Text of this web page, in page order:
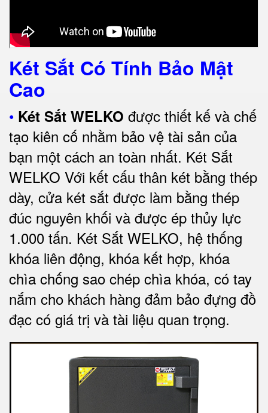
Két Sắt Có Tính Bảo Mật
Cao
• Két Sắt WELKO được thiết kế và chế
tạo kiên cố nhằm bảo vệ tài sản của
bạn một cách an toàn nhất. Két Sắt
WELKO Với kết cấu thân két bằng thép
dày, cửa két sắt được làm bằng thép
đúc nguyên khối và được ép thủy lực
1.000 tấn. Két Sắt WELKO, hệ thống
khóa liên động, khóa kết hợp, khóa
chìa chống sao chép chìa khóa, có tay
nắm cho khách hàng đảm bảo đựng đồ
đạc có giá trị và tài liệu quan trọng.